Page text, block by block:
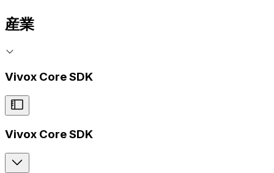
産業
Vivox Core SDK
Vivox Core SDK